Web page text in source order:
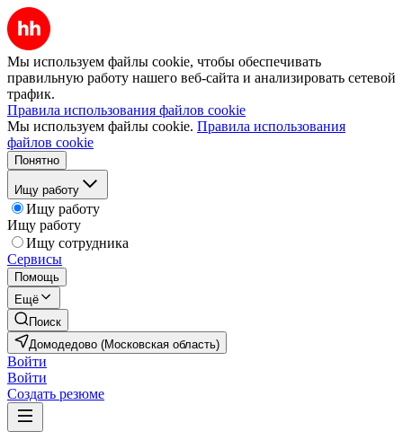
Мы используем файлы cookie, чтобы обеспечивать
правильную работу нашего веб-сайта и анализировать сетевой
трафик.
Правила использования файлов cookie
Мы используем файлы cookie. Правила использования
файлов cookie
Понятно
Ищу работу
Ищу работу
Ищу работу
Ищу сотрудника
Сервисы
Помощь
Ещё
Поиск
Домодедово (Московская область)
Войти
Войти
Создать резюме